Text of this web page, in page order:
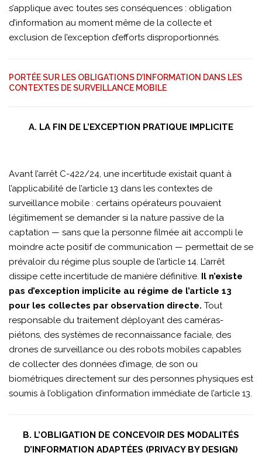
s’applique avec toutes ses conséquences : obligation
d’information au moment même de la collecte et
exclusion de l’exception d’efforts disproportionnés.
PORTÉE SUR LES OBLIGATIONS D’INFORMATION DANS LES
CONTEXTES DE SURVEILLANCE MOBILE
A. LA FIN DE L’EXCEPTION PRATIQUE IMPLICITE
Avant l’arrêt C-422/24, une incertitude existait quant à
l’applicabilité de l’article 13 dans les contextes de
surveillance mobile : certains opérateurs pouvaient
légitimement se demander si la nature passive de la
captation — sans que la personne filmée ait accompli le
moindre acte positif de communication — permettait de se
prévaloir du régime plus souple de l’article 14. L’arrêt
dissipe cette incertitude de manière définitive. Il n’existe
pas d’exception implicite au régime de l’article 13
pour les collectes par observation directe. Tout
responsable du traitement déployant des caméras-
piétons, des systèmes de reconnaissance faciale, des
drones de surveillance ou des robots mobiles capables
de collecter des données d’image, de son ou
biométriques directement sur des personnes physiques est
soumis à l’obligation d’information immédiate de l’article 13.
B. L’OBLIGATION DE CONCEVOIR DES MODALITÉS
D’INFORMATION ADAPTÉES (PRIVACY BY DESIGN)